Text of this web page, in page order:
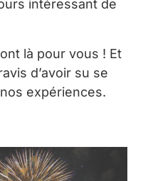
intéressant de
là pour vous ! Et
d’avoir su se
expériences.